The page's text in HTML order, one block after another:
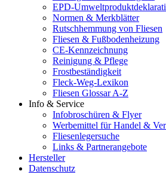
EPD-
Normen & Merkblätter
Rutschhemmung von Fliesen
Fliesen & Fußbodenheizung
CE-Kennzeichnung
Reinigung & Pflege
Frostbeständigkeit
Fleck-Weg-Lexikon
Fliesen Glossar A-Z
Info & Service
Infobroschüren & Flyer
Werbemittel für Handel &
Fliesenlegersuche
Links & Partnerangebote
Hersteller
Datenschutz